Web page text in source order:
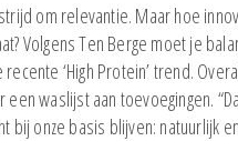
om relevantie. Maar hoe
Volgens Ten Berge moet je
‘High Protein’ trend.
waslijst aan toevoegingen.
onze basis blijven: natuurlijk